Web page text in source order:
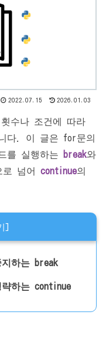
2022.07.15 2026.01.03
수나 조건에 따라
다. 이 글은 for문의
를 실행하는
break와
로 넘어 continue의
하는 break
하는 continue